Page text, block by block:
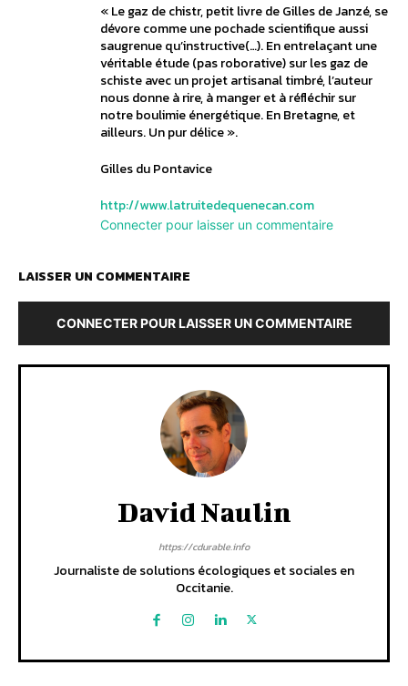
« Le gaz de chistr, petit livre de Gilles de Janzé, se
dévore comme une pochade scientifique aussi
saugrenue qu’instructive(…). En entrelaçant une
véritable étude (pas roborative) sur les gaz de
schiste avec un projet artisanal timbré, l’auteur
nous donne à rire, à manger et à réfléchir sur
notre boulimie énergétique. En Bretagne, et
ailleurs. Un pur délice ».
Gilles du Pontavice
http://www.latruitedequenecan.com
Connecter pour laisser un commentaire
LAISSER UN COMMENTAIRE
CONNECTER POUR LAISSER UN COMMENTAIRE
David Naulin
https://cdurable.info
Journaliste de solutions écologiques et sociales en
Occitanie.